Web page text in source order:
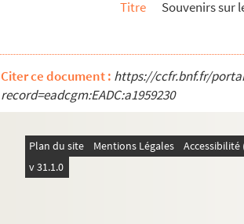
Titre Souvenirs sur
Citer ce document : https://ccfr.bnf.fr/
record=eadcgm:EADC:a1959230
Plan du site Mentions Légales
v 31.1.0